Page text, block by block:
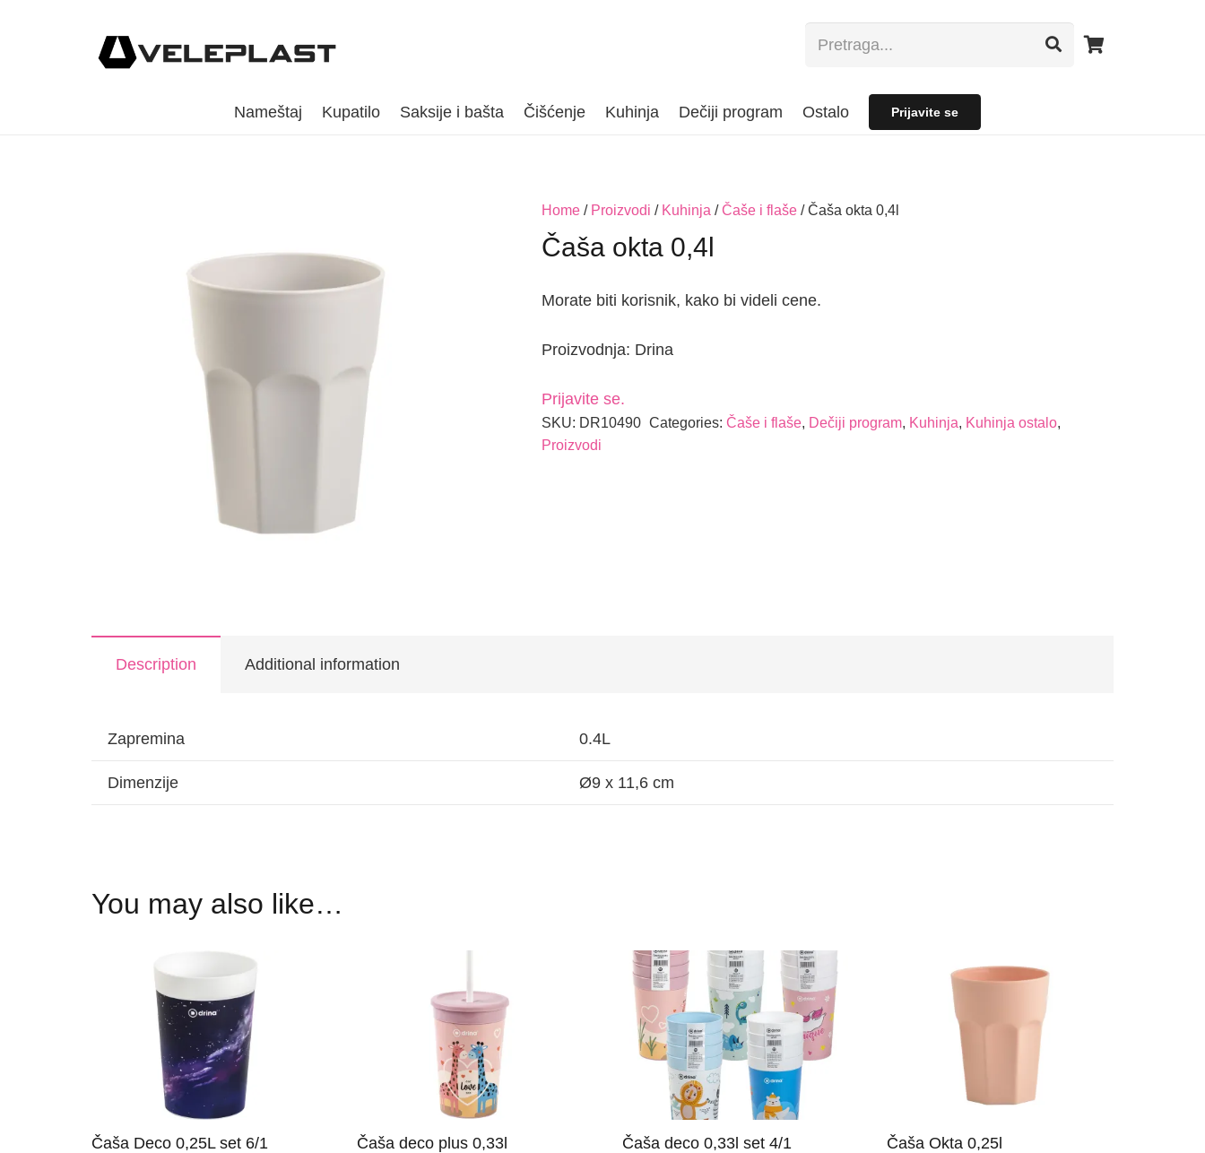
Nameštaj Kupatilo Saksije i bašta Čišćenje Kuhinja Dečiji program Ostalo Prijavite se
Home/ Proizvodi / Kuhinja /Čaše i flaše/ Čaša okta 0,4l
Čaša okta 0,4l
Morate biti korisnik, kako bi videli cene.
Proizvodnja: Drina
Prijavite se.
SKU: DR10490 Categories: Čaše i flaše, Dečiji program, Kuhinja, Kuhinja ostalo,
Proizvodi
Description Additional information
Zapremina 0.4L
Dimenzije Ø9 x 11,6 cm
You may also like…
Čaša Deco 0,25L set 6/1 Čaša deco plus 0,33l Čaša deco 0,33l set 4/1 Čaša Okta 0,25l